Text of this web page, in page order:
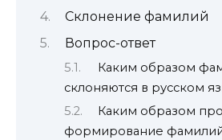
Склонение фамилий
Вопрос-ответ
Каким образом
склоняются в русском
Каким образом
формирование